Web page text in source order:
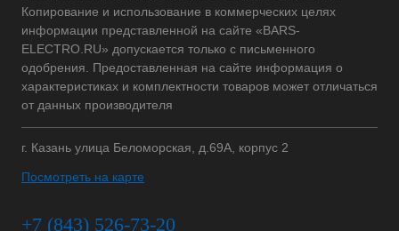
Копирование и использование в коммерческих целях
информации представленной на сайте «BARS-
ELECTRO.RU» допускается только с письменного
одобрения. Предоставленная на сайте информация о
характеристиках и комплектности товаров может отличаться
от данных производителя
г. Казань улица Беломорская, д.69А, корпус 2
Посмотреть на карте
+7 (843) 526-73-20